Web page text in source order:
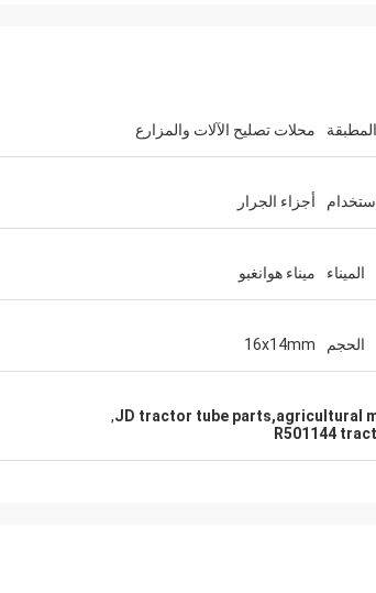
محلات تصليح الآلات والمزارع
أجزاء الجرار
الميناء ميناء هوانغبو
الحجم 16x14mm
JD tractor tube parts,agricultural
,
R501144